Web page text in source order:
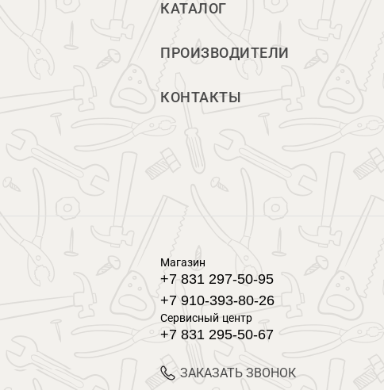
КАТАЛОГ
ПРОИЗВОДИТЕЛИ
КОНТАКТЫ
Магазин
+7 831 297-50-95
+7 910-393-80-26
Сервисный центр
+7 831 295-50-67
ЗАКАЗАТЬ ЗВОНОК